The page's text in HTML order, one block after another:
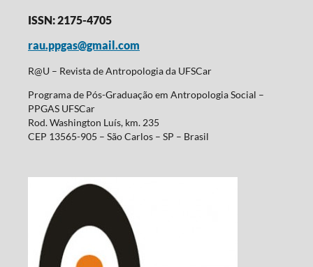
ISSN: 2175-4705
rau.ppgas@gmail.com
R@U – Revista de Antropologia da UFSCar
Programa de Pós-Graduação em Antropologia Social –
PPGAS UFSCar
Rod. Washington Luís, km. 235
CEP 13565-905 – São Carlos – SP – Brasil